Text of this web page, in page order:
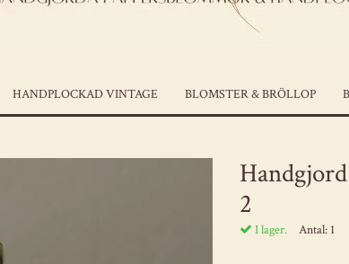
HANDPLOCKAD VINTAGE BLOMSTER & BRÖLLOP
2
I lager. Antal: 1